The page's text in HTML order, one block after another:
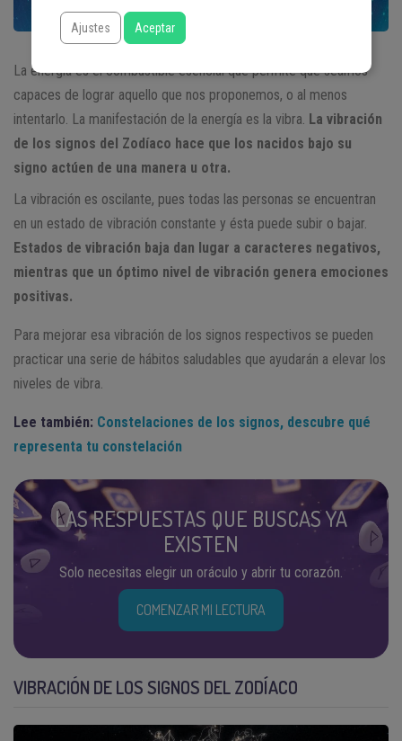
La energía es el combustible esencial que permite que seamos
capaces de lograr aquello que nos proponemos, o al menos
intentarlo. La manifestación de la energía es la vibra. La vibración
de los signos del Zodíaco hace que los nacidos bajo su
signo actúen de una manera u otra.
La vibración es oscilante, pues todas las personas se encuentran
en un estado de vibración constante y ésta puede subir o bajar.
Estados de vibración baja dan lugar a caracteres negativos,
mientras que un óptimo nivel de vibración genera emociones
positivas.
Para mejorar esa vibración de los signos respectivos se pueden
practicar una serie de hábitos saludables que ayudarán a elevar los
niveles de vibra.
Lee también: Constelaciones de los signos, descubre qué
representa tu constelación
LAS RESPUESTAS QUE BUSCAS YA
EXISTEN
Solo necesitas elegir un oráculo y abrir tu corazón.
COMENZAR MI LECTURA
VIBRACIÓN DE LOS SIGNOS DEL ZODÍACO
Ajustes Aceptar